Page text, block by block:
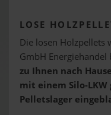
LOSE
Die losen Holzpellets
GmbH
zu Ihnen nach
mit einem Silo-
Pelletslager